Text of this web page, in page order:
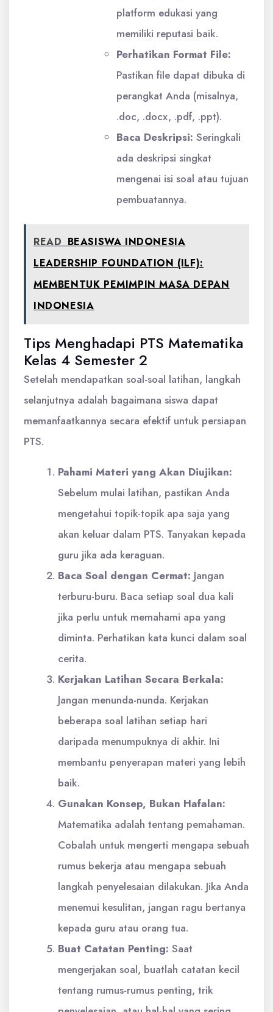
platform edukasi yang
memiliki reputasi baik.
Perhatikan Format File:
Pastikan file dapat dibuka di
perangkat Anda (misalnya,
.doc, .docx, .pdf, .ppt).
Baca Deskripsi: Seringkali
ada deskripsi singkat
mengenai isi soal atau tujuan
pembuatannya.
READ BEASISWA INDONESIA
LEADERSHIP FOUNDATION (ILF):
MEMBENTUK PEMIMPIN MASA DEPAN
INDONESIA
Tips Menghadapi PTS Matematika
Kelas 4 Semester 2
Setelah mendapatkan soal-soal latihan, langkah
selanjutnya adalah bagaimana siswa dapat
memanfaatkannya secara efektif untuk persiapan
PTS.
Pahami Materi yang Akan Diujikan:
Sebelum mulai latihan, pastikan Anda
mengetahui topik-topik apa saja yang
akan keluar dalam PTS. Tanyakan kepada
guru jika ada keraguan.
Baca Soal dengan Cermat: Jangan
terburu-buru. Baca setiap soal dua kali
jika perlu untuk memahami apa yang
diminta. Perhatikan kata kunci dalam soal
cerita.
Kerjakan Latihan Secara Berkala:
Jangan menunda-nunda. Kerjakan
beberapa soal latihan setiap hari
daripada menumpuknya di akhir. Ini
membantu penyerapan materi yang lebih
baik.
Gunakan Konsep, Bukan Hafalan:
Matematika adalah tentang pemahaman.
Cobalah untuk mengerti mengapa sebuah
rumus bekerja atau mengapa sebuah
langkah penyelesaian dilakukan. Jika Anda
menemui kesulitan, jangan ragu bertanya
kepada guru atau orang tua.
Buat Catatan Penting: Saat
mengerjakan soal, buatlah catatan kecil
tentang rumus-rumus penting, trik